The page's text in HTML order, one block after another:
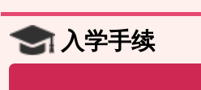
入学手续